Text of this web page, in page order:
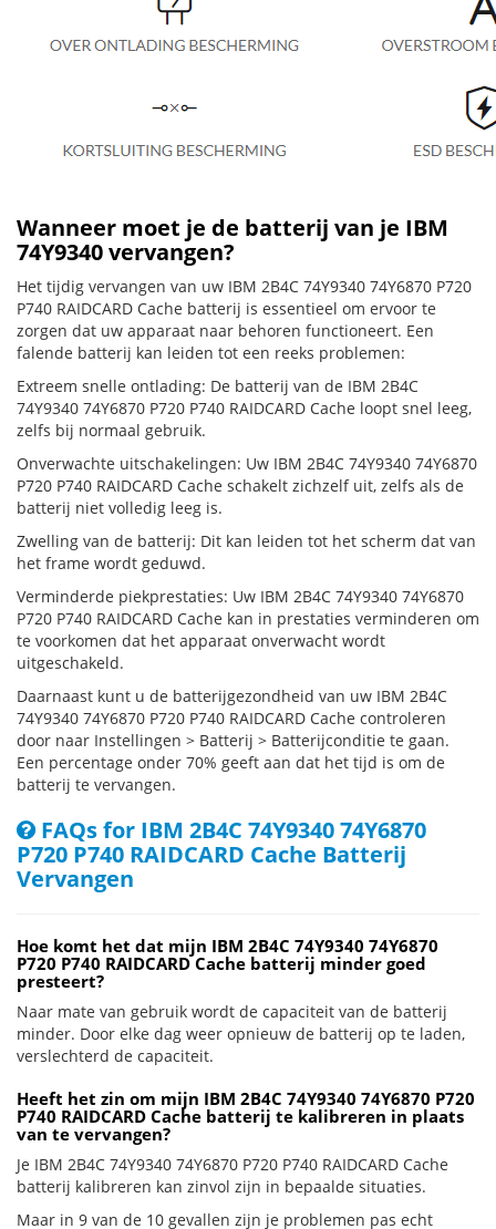
Wanneer moet je de batterij van je IBM
74Y9340 vervangen?
Het tijdig vervangen van uw IBM 2B4C 74Y9340 74Y6870 P720
P740 RAIDCARD Cache batterij is essentieel om ervoor te
zorgen dat uw apparaat naar behoren functioneert. Een
falende batterij kan leiden tot een reeks problemen:
Extreem snelle ontlading: De batterij van de IBM 2B4C
74Y9340 74Y6870 P720 P740 RAIDCARD Cache loopt snel leeg,
zelfs bij normaal gebruik.
Onverwachte uitschakelingen: Uw IBM 2B4C 74Y9340 74Y6870
P720 P740 RAIDCARD Cache schakelt zichzelf uit, zelfs als de
batterij niet volledig leeg is.
Zwelling van de batterij: Dit kan leiden tot het scherm dat van
het frame wordt geduwd.
Verminderde piekprestaties: Uw IBM 2B4C 74Y9340 74Y6870
P720 P740 RAIDCARD Cache kan in prestaties verminderen om
te voorkomen dat het apparaat onverwacht wordt
uitgeschakeld.
Daarnaast kunt u de batterijgezondheid van uw IBM 2B4C
74Y9340 74Y6870 P720 P740 RAIDCARD Cache controleren
door naar Instellingen > Batterij > Batterijconditie te gaan.
Een percentage onder 70% geeft aan dat het tijd is om de
batterij te vervangen.
FAQs for IBM 2B4C 74Y9340 74Y6870
P720 P740 RAIDCARD Cache Batterij
Vervangen
Hoe komt het dat mijn IBM 2B4C 74Y9340 74Y6870
P720 P740 RAIDCARD Cache batterij minder goed
presteert?
Naar mate van gebruik wordt de capaciteit van de batterij
minder. Door elke dag weer opnieuw de batterij op te laden,
verslechterd de capaciteit.
Heeft het zin om mijn IBM 2B4C 74Y9340 74Y6870 P720
P740 RAIDCARD Cache batterij te kalibreren in plaats
van te vervangen?
Je IBM 2B4C 74Y9340 74Y6870 P720 P740 RAIDCARD Cache
batterij kalibreren kan zinvol zijn in bepaalde situaties.
Maar in 9 van de 10 gevallen zijn je problemen pas echt